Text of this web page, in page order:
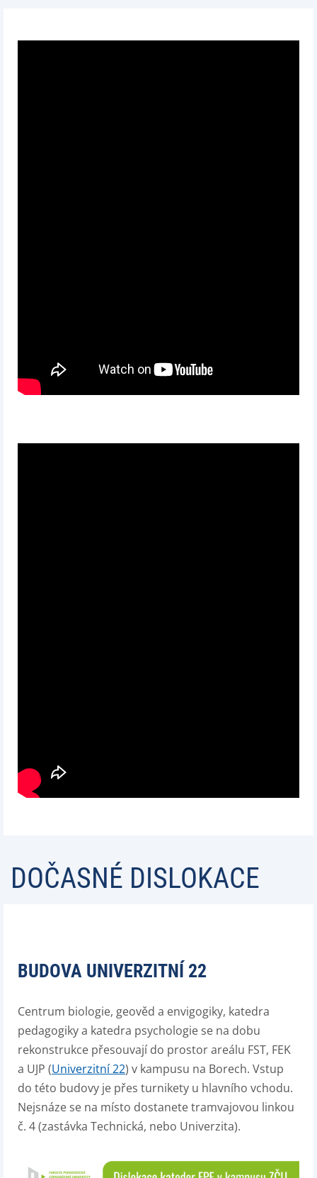
DOČASNÉ DISLOKACE
BUDOVA UNIVERZITNÍ 22
Centrum biologie, geověd a envigogiky, katedra
pedagogiky a katedra psychologie se na dobu
rekonstrukce přesouvají do prostor areálu FST, FEK
a UJP (Univerzitní 22) v kampusu na Borech. Vstup
do této budovy je přes turnikety u hlavního vchodu.
Nejsnáze se na místo dostanete tramvajovou linkou
č. 4 (zastávka Technická, nebo Univerzita).